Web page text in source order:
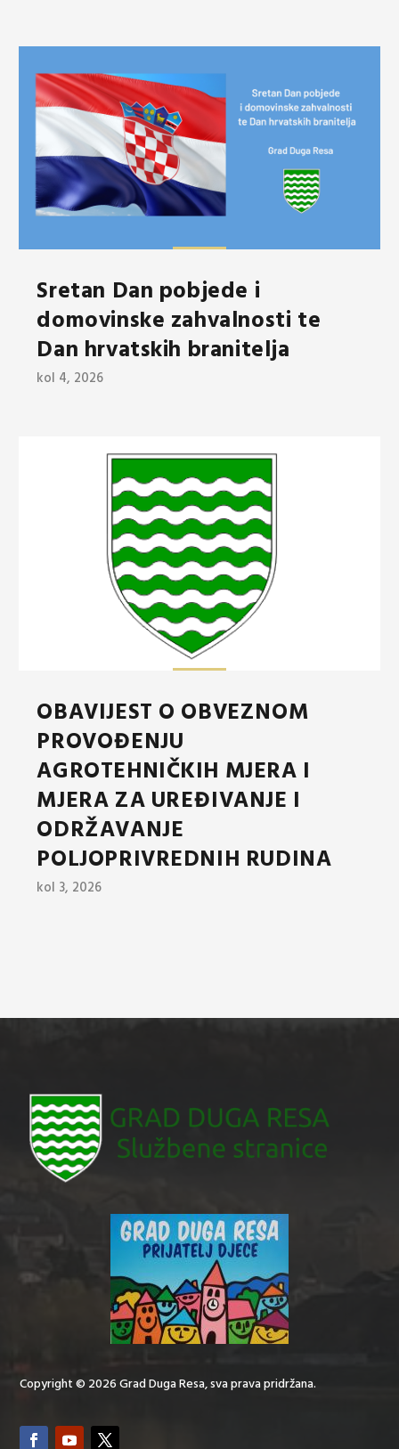
Sretan Dan pobjede i
domovinske zahvalnosti te
Dan hrvatskih branitelja
kol 4, 2026
OBAVIJEST O OBVEZNOM
PROVOĐENJU
AGROTEHNIČKIH MJERA I
MJERA ZA UREĐIVANJE I
ODRŽAVANJE
POLJOPRIVREDNIH RUDINA
kol 3, 2026
Copyright © 2026 Grad Duga Resa, sva prava pridržana.